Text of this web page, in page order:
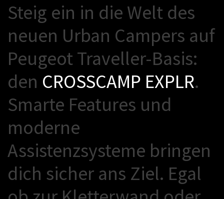
Steig ein in die Welt des
neuen Urban Campers auf
Peugeot Traveller-Basis:
den CROSSCAMP EXPLR.
Smarte Features und
moderne
Assistenzsysteme bringen
dich sicher ans Ziel. Egal